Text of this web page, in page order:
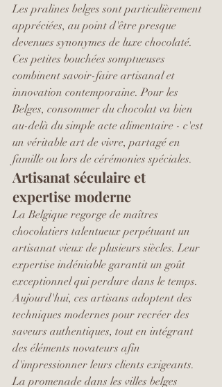
Les pralines belges sont particulièrement
appréciées, au point d'être presque
devenues synonymes de luxe chocolaté.
Ces petites bouchées somptueuses
combinent savoir-faire artisanal et
innovation contemporaine. Pour les
Belges, consommer du chocolat va bien
au-delà du simple acte alimentaire - c'est
un véritable art de vivre, partagé en
famille ou lors de cérémonies spéciales.
Artisanat séculaire et
expertise moderne
La Belgique regorge de maîtres
chocolatiers talentueux perpétuant un
artisanat vieux de plusieurs siècles. Leur
expertise indéniable garantit un goût
exceptionnel qui perdure dans le temps.
Aujourd'hui, ces artisans adoptent des
techniques modernes pour recréer des
saveurs authentiques, tout en intégrant
des éléments novateurs afin
d'impressionner leurs clients exigeants.
La promenade dans les villes belges